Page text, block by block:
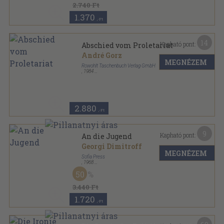
2.740 Ft
1.370 ,-Ft
Abschied vom Proletariat
André Gorz
Rowohlt Taschenbuch Verlag GmbH
1984
2.880 ,-Ft
Kapható pont:
MEGNÉZEM
An die Jugend
Georgi Dimitroff
Sofia Press
1968
Vászon
3.440 Ft
50
1.720 ,-Ft
Kapható pont:
MEGNÉZEM